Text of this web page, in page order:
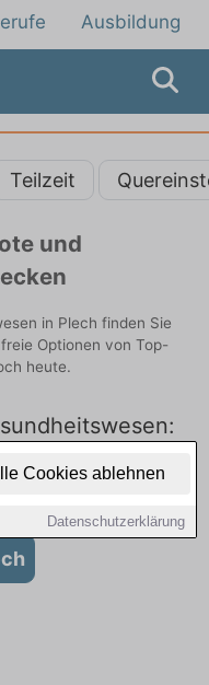
Cookies ablehnen
Datenschutzerklärung
Ausbildung
Teilzeit
und
in Plech finden Sie
Optionen von Top-
heute.
für